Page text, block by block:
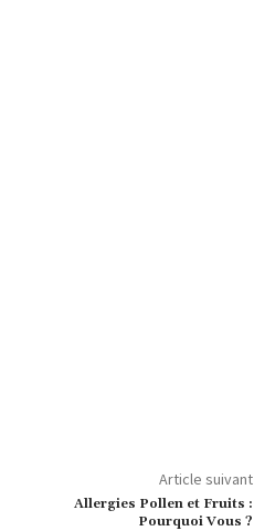
Article suivant
Allergies Pollen et Fruits :
Pourquoi Vous ?